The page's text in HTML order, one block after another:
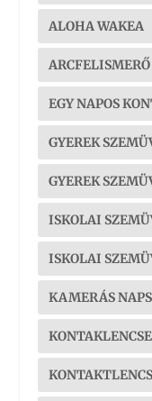
ALOHA WAKEA
EGY NAPOS
GYEREK
GYEREK
ISKOLAI
ISKOLAI
KAMERÁS